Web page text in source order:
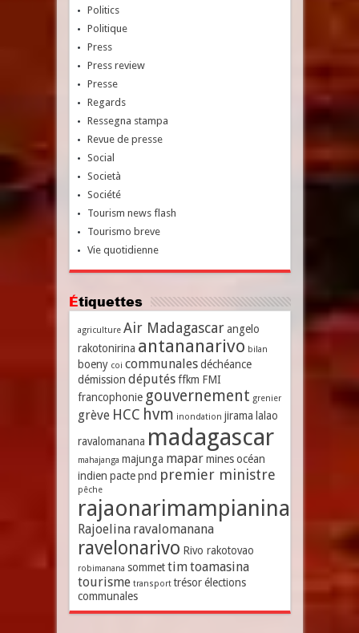
Politics
Politique
Press
Press review
Presse
Regards
Ressegna stampa
Revue de presse
Social
Società
Société
Tourism news flash
Tourismo breve
Vie quotidienne
Étiquettes
agriculture Air Madagascar angelo
rakotonirina antananarivo bilan
boeny coi communales déchéance
démission députés ffkm FMI
francophonie gouvernement grenier
grève HCC hvm inondation jirama lalao
ravalomanana madagascar
mahajanga majunga mapar mines océan
indien pacte pnd premier ministre
pêche
rajaonarimampianina
Rajoelina ravalomanana
ravelonarivo Rivo rakotovao
robimanana sommet timtoamasina
tourisme transport trésor élections
communales